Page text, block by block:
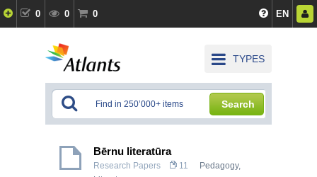
0 0 0 EN
TYPES
Search
Bērnu literatūra
Research Papers 11 Pedagogy,